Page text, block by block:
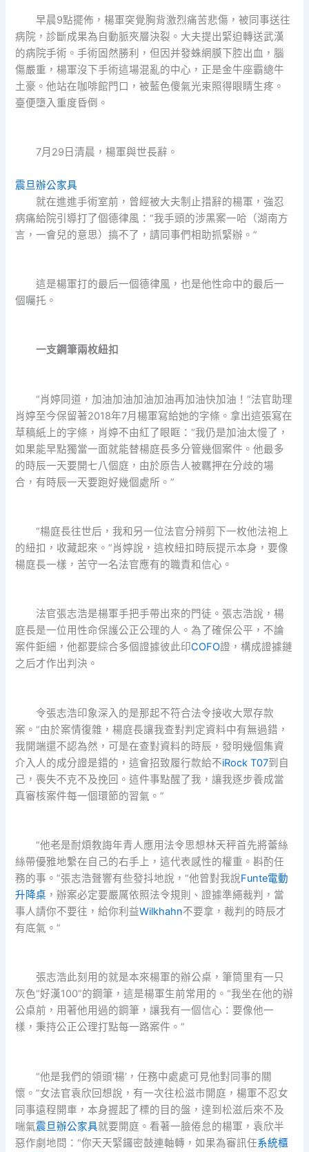
早晨9點擺佈，楊軍突覺胸背激烈痛苦悲傷，被同事送往
病院，診斷成果為自動脈夾層決裂。大夫提出緊迫轉送武漢
的病院手術。手術固然勝利，但因并發蛛網膜下腔出血，腦
傷嚴重，楊軍沒下手術這場混亂的中心，正是金牛座霸總牛
土豪。他站在咖啡館門口，被藍色傻氣光束照得眼睛生疼。
臺便墮入重度昏倒。
7月29日清晨，楊軍與世長辭。
震旦辦公家具
就在進進手術室前，曾經被大夫制止措辭的楊軍，強忍
病痛給院引導打了個德律風：“我手頭的涉黑案一哈（湖南方
言，一會兒的意思）搞不了，請同事們相助抓緊辦。”
這是楊軍打的最后一個德律風，也是他性命中的最后一
個囑托。
一支鋼筆兩枚紐扣
“肖婷同道，加油加油加油加油再加油快加油！”法官助理
肖婷至今保留著2018年7月楊軍寫給她的字條。拿出這張寫在
草稿紙上的字條，肖婷不由紅了眼眶：“我仍是加油太慢了，
如果能早點獨當一面就能替楊庭長多分管幾個案件。他最多
的時辰一天要開七八個庭，由於原告人被羈押在分歧的場
合，有時辰一天要跑好幾個處所。”
“楊庭長往世后，我和另一位法官分辨剪下一枚他法袍上
的紐扣，收藏起來。”肖婷說，這枚紐扣時辰提示本身，要像
楊庭長一樣，苦守一名法官應有的職責和信心。
法官張志浩是楊軍手把手帶出來的門徒。張志浩說，楊
庭長是一位用性命保護公正公理的人。為了確保公平，不論
案件鉅細，他都要綜合多個證據彼此印COFO證，構成證據鏈
之后才作出判決。
令張志浩印象深入的是那起不符合法令接收大眾存款
案。“由於案情復雜，楊庭長讓我查對判定資料中有無過錯，
我開端還不認為然，可是在查對資料的時辰，發明幾個集資
介入人的成分證是錯的，這會招致履行款給不iRock T07到自
己，喪失不克不及挽回。這件事點醒了我，讓我逐步養成當
真審核案件每一個環節的習氣。”
“他老是耐煩教誨年青人應用法令思想林天秤首先將蕾絲
絲帶優雅地繫在自己的右手上，這代表感性的權重。斟酌任
務的事。”張志浩聲響有些發抖地說，“他曾對我說Funte電動
升降桌 ，辦案必定要嚴厲依照法令規則、證據準繩裁判，當
事人請你不要往，給你利益Wilkhahn不要拿，裁判的時辰才
有底氣。”
張志浩此刻用的就是本來楊軍的辦公桌，筆筒里有一只
灰色“好漢100”的鋼筆，這是楊軍生前常用的。“我坐在他的辦
公桌前，用著他用過的鋼筆，讓我有一個信心：要像他一
樣，秉持公正公理打點每一路案件。”
“他是我們的領頭‘楊’，任務中處處可見他對同事的關
懷。”女法官袁欣回想說，有一次往松滋市開庭，楊軍不忍女
同事遠程開車，本身握起了標的目的盤，達到松滋后來不及
喘氣震旦辦公家具就要開庭。看著一臉倦怠的楊軍，袁欣半
惡作劇地問：“你天天緊鑼密鼓連軸轉，如果為審訊任系統櫃